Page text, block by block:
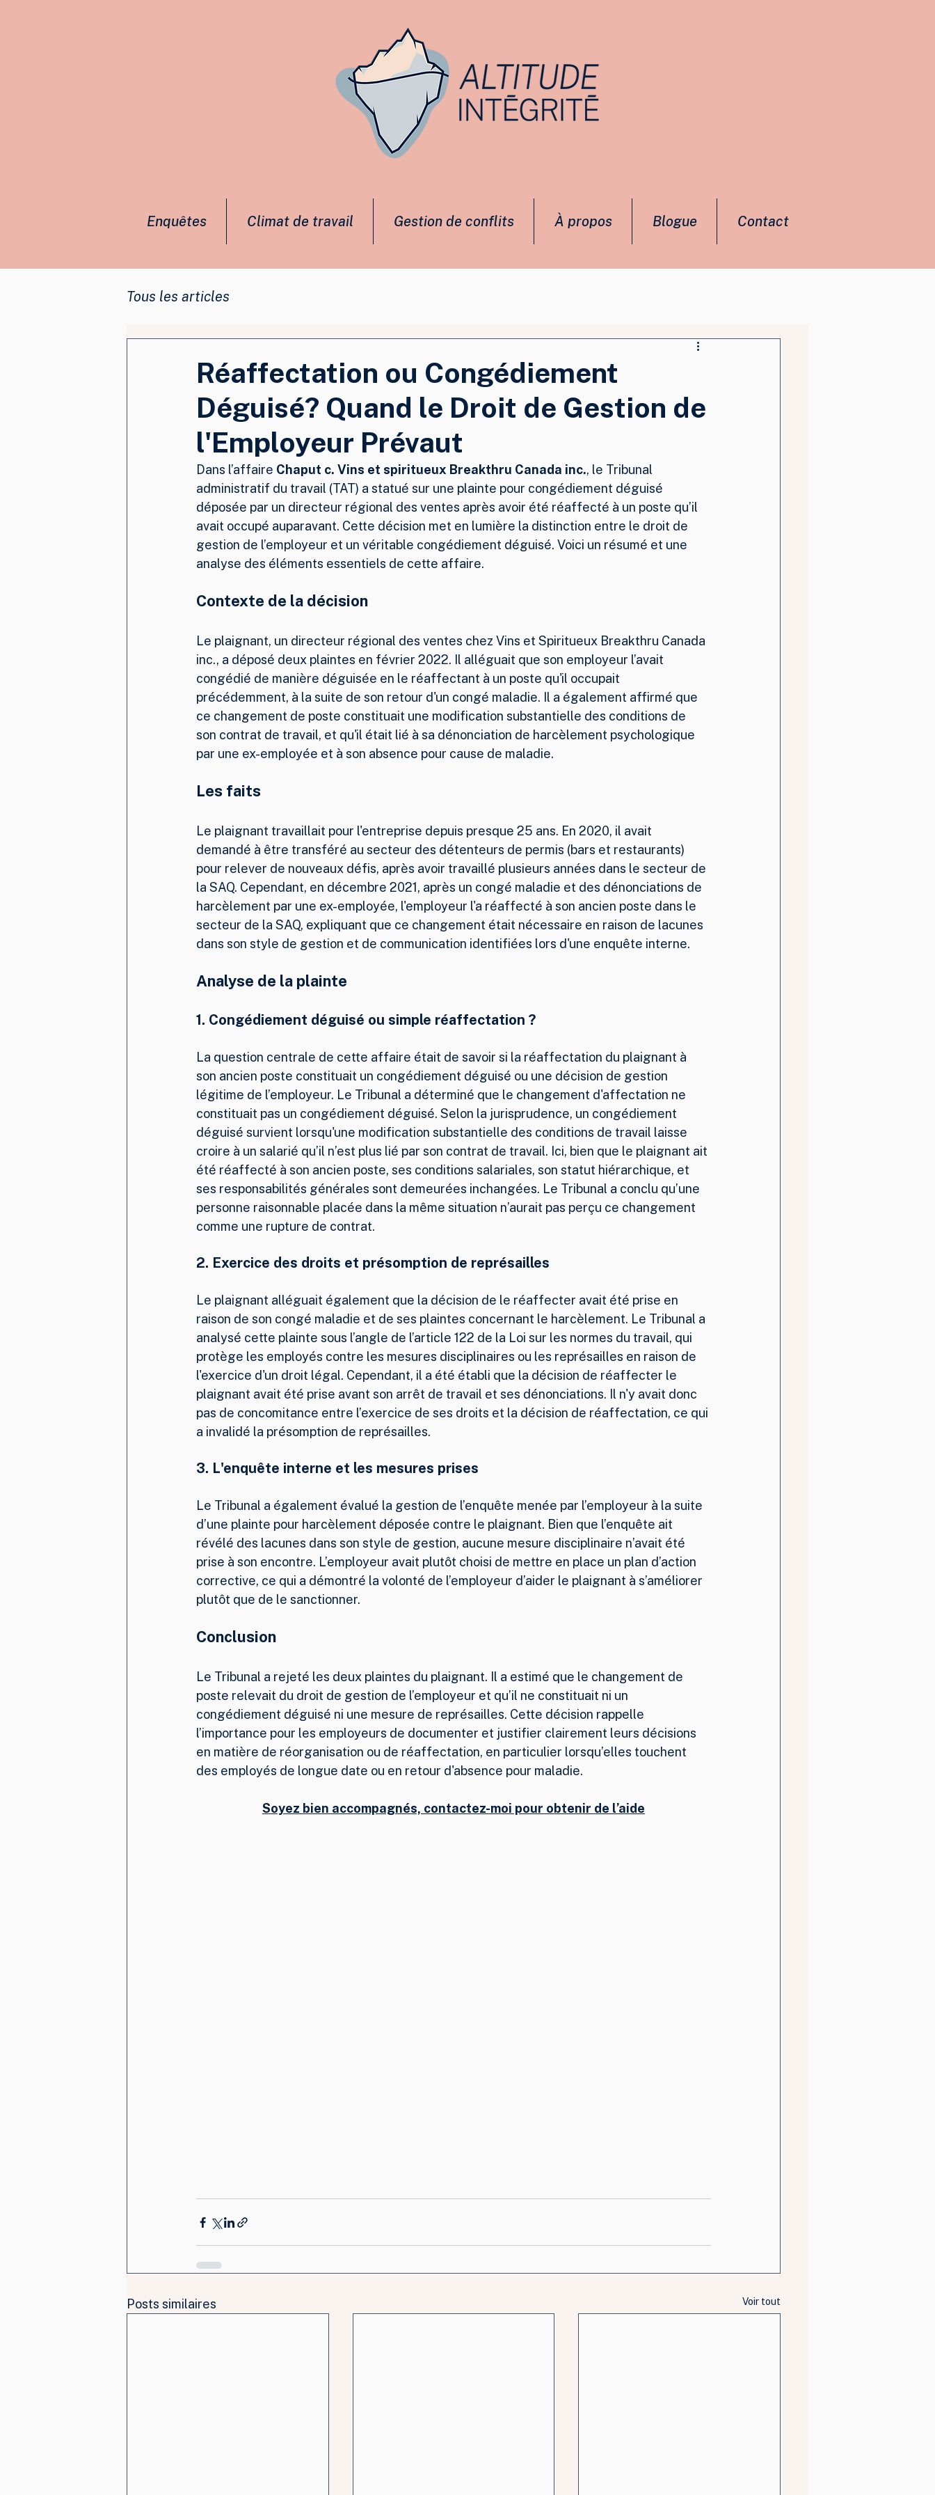
Enquêtes Climat de travail Gestion de conflits À propos Blogue Contact
Tous les articles
Réaffectation ou Congédiement
Déguisé? Quand le Droit de Gestion de
l'Employeur Prévaut
Dans l’affaire Chaput c. Vins et spiritueux Breakthru Canada inc., le Tribunal
administratif du travail (TAT) a statué sur une plainte pour congédiement déguisé
déposée par un directeur régional des ventes après avoir été réaffecté à un poste qu’il
avait occupé auparavant. Cette décision met en lumière la distinction entre le droit de
gestion de l’employeur et un véritable congédiement déguisé. Voici un résumé et une
analyse des éléments essentiels de cette affaire.
Contexte de la décision
Le plaignant, un directeur régional des ventes chez Vins et Spiritueux Breakthru Canada
inc., a déposé deux plaintes en février 2022. Il alléguait que son employeur l’avait
congédié de manière déguisée en le réaffectant à un poste qu'il occupait
précédemment, à la suite de son retour d'un congé maladie. Il a également affirmé que
ce changement de poste constituait une modification substantielle des conditions de
son contrat de travail, et qu'il était lié à sa dénonciation de harcèlement psychologique
par une ex-employée et à son absence pour cause de maladie.
Les faits
Le plaignant travaillait pour l'entreprise depuis presque 25 ans. En 2020, il avait
demandé à être transféré au secteur des détenteurs de permis (bars et restaurants)
pour relever de nouveaux défis, après avoir travaillé plusieurs années dans le secteur de
la SAQ. Cependant, en décembre 2021, après un congé maladie et des dénonciations de
harcèlement par une ex-employée, l'employeur l'a réaffecté à son ancien poste dans le
secteur de la SAQ, expliquant que ce changement était nécessaire en raison de lacunes
dans son style de gestion et de communication identifiées lors d'une enquête interne.
Analyse de la plainte
1. Congédiement déguisé ou simple réaffectation ?
La question centrale de cette affaire était de savoir si la réaffectation du plaignant à
son ancien poste constituait un congédiement déguisé ou une décision de gestion
légitime de l’employeur. Le Tribunal a déterminé que le changement d'affectation ne
constituait pas un congédiement déguisé. Selon la jurisprudence, un congédiement
déguisé survient lorsqu'une modification substantielle des conditions de travail laisse
croire à un salarié qu’il n’est plus lié par son contrat de travail. Ici, bien que le plaignant ait
été réaffecté à son ancien poste, ses conditions salariales, son statut hiérarchique, et
ses responsabilités générales sont demeurées inchangées. Le Tribunal a conclu qu’une
personne raisonnable placée dans la même situation n’aurait pas perçu ce changement
comme une rupture de contrat.
2. Exercice des droits et présomption de représailles
Le plaignant alléguait également que la décision de le réaffecter avait été prise en
raison de son congé maladie et de ses plaintes concernant le harcèlement. Le Tribunal a
analysé cette plainte sous l’angle de l’article 122 de la Loi sur les normes du travail, qui
protège les employés contre les mesures disciplinaires ou les représailles en raison de
l'exercice d'un droit légal. Cependant, il a été établi que la décision de réaffecter le
plaignant avait été prise avant son arrêt de travail et ses dénonciations. Il n'y avait donc
pas de concomitance entre l’exercice de ses droits et la décision de réaffectation, ce qui
a invalidé la présomption de représailles.
3. L'enquête interne et les mesures prises
Le Tribunal a également évalué la gestion de l’enquête menée par l’employeur à la suite
d’une plainte pour harcèlement déposée contre le plaignant. Bien que l’enquête ait
révélé des lacunes dans son style de gestion, aucune mesure disciplinaire n’avait été
prise à son encontre. L’employeur avait plutôt choisi de mettre en place un plan d’action
corrective, ce qui a démontré la volonté de l’employeur d’aider le plaignant à s’améliorer
plutôt que de le sanctionner.
Conclusion
Le Tribunal a rejeté les deux plaintes du plaignant. Il a estimé que le changement de
poste relevait du droit de gestion de l’employeur et qu’il ne constituait ni un
congédiement déguisé ni une mesure de représailles. Cette décision rappelle
l’importance pour les employeurs de documenter et justifier clairement leurs décisions
en matière de réorganisation ou de réaffectation, en particulier lorsqu’elles touchent
des employés de longue date ou en retour d'absence pour maladie.
Soyez bien accompagnés, contactez-moi pour obtenir de l’aide
Posts similaires Voir tout